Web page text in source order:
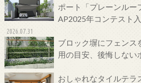
ポート「プレーンルー
AP2025年コンテスト
2026.07.31
ブロック塀にフェンス
用の目安、後悔しない
おしゃれなタイルテラ